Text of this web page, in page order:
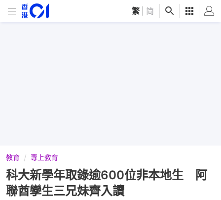
繁 简
教育 專上教育
科大新學年取錄逾600位非本地生 阿
聯酋孿生三兄妹齊入讀